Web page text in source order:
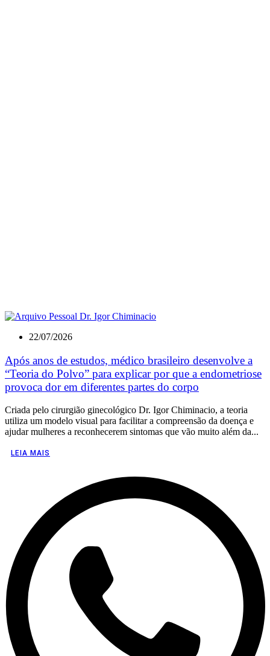
22/07/2026
Após anos de estudos, médico brasileiro desenvolve a
“Teoria do Polvo” para explicar por que a endometriose
provoca dor em diferentes partes do corpo
Criada pelo cirurgião ginecológico Dr. Igor Chiminacio, a teoria
utiliza um modelo visual para facilitar a compreensão da doença e
ajudar mulheres a reconhecerem sintomas que vão muito além da...
LEIA MAIS